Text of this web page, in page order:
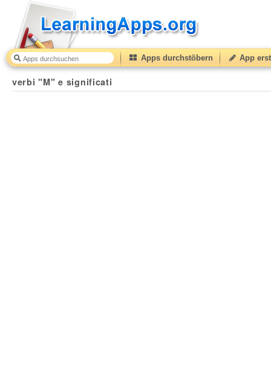
Apps durchstöbern App
verbi "M" e significati